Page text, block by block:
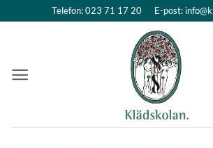
Telefon: 023 71 17 20 E-post: